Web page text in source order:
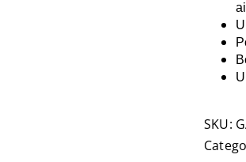
SKU: